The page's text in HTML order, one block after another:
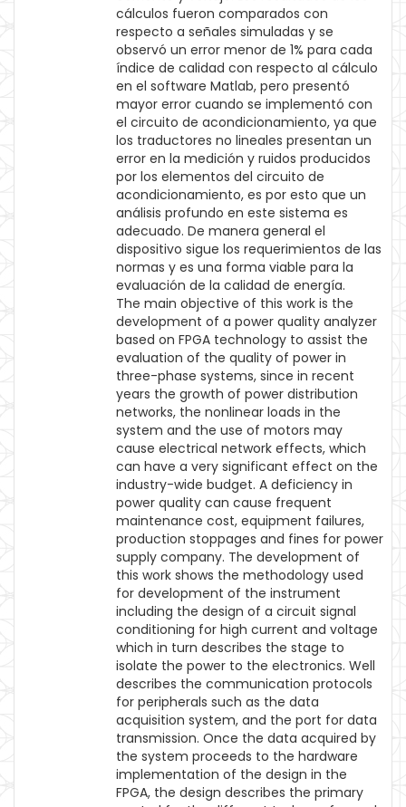
cálculos fueron comparados con
respecto a señales simuladas y se
observó un error menor de 1% para cada
índice de calidad con respecto al cálculo
en el software Matlab, pero presentó
mayor error cuando se implementó con
el circuito de acondicionamiento, ya que
los traductores no lineales presentan un
error en la medición y ruidos producidos
por los elementos del circuito de
acondicionamiento, es por esto que un
análisis profundo en este sistema es
adecuado. De manera general el
dispositivo sigue los requerimientos de las
normas y es una forma viable para la
evaluación de la calidad de energía.
The main objective of this work is the
development of a power quality analyzer
based on FPGA technology to assist the
evaluation of the quality of power in
three-phase systems, since in recent
years the growth of power distribution
networks, the nonlinear loads in the
system and the use of motors may
cause electrical network effects, which
can have a very significant effect on the
industry-wide budget. A deficiency in
power quality can cause frequent
maintenance cost, equipment failures,
production stoppages and fines for power
supply company. The development of
this work shows the methodology used
for development of the instrument
including the design of a circuit signal
conditioning for high current and voltage
which in turn describes the stage to
isolate the power to the electronics. Well
describes the communication protocols
for peripherals such as the data
acquisition system, and the port for data
transmission. Once the data acquired by
the system proceeds to the hardware
implementation of the design in the
FPGA, the design describes the primary